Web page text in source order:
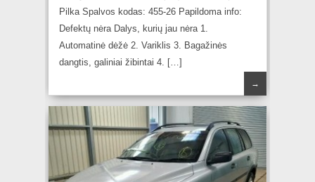
Pilka Spalvos kodas: 455-26 Papildoma info:
Defektų nėra Dalys, kurių jau nėra 1.
Automatinė dėžė 2. Variklis 3. Bagažinės
dangtis, galiniai žibintai 4. […]
→